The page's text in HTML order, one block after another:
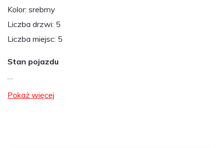
Kolor: srebrny
Liczba drzwi: 5
Liczba miejsc: 5
Stan pojazdu
…
Pokaż więcej